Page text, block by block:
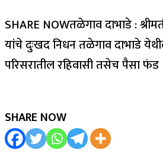
SHARE NOWतळेगाव दाभाडे :
यांचे दुःखद निधन तळेगाव दाभाडे
परिसरातील रहिवासी तसेच पैसा फंड
SHARE NOW